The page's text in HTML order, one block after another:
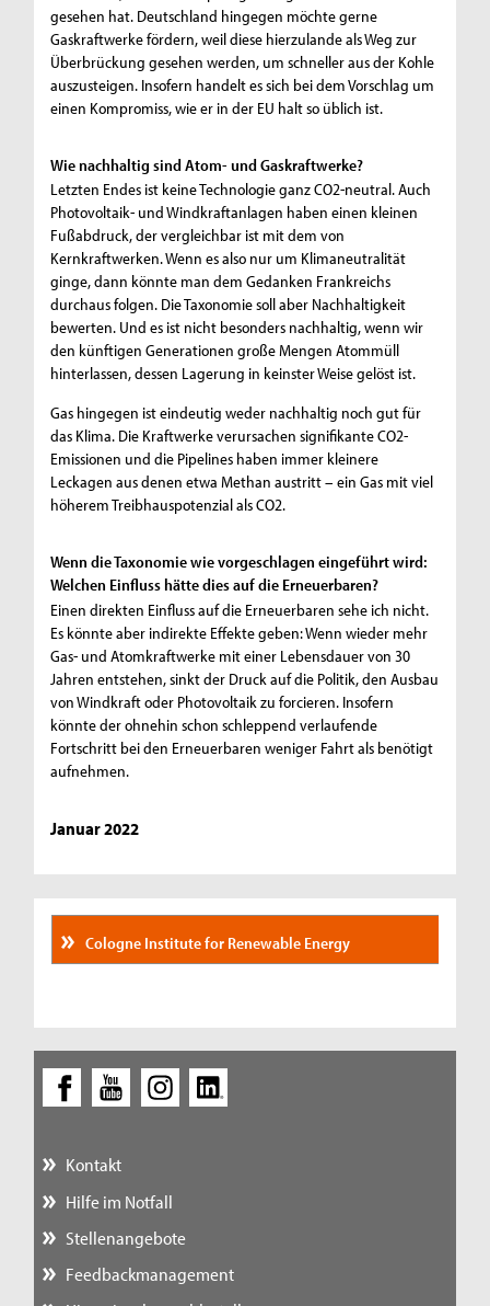
gesehen hat. Deutschland hingegen möchte gerne
Gaskraftwerke fördern, weil diese hierzulande als Weg zur
Überbrückung gesehen werden, um schneller aus der Kohle
auszusteigen. Insofern handelt es sich bei dem Vorschlag um
einen Kompromiss, wie er in der EU halt so üblich ist.
Wie nachhaltig sind Atom- und Gaskraftwerke?
Letzten Endes ist keine Technologie ganz CO2-neutral. Auch
Photovoltaik- und Windkraftanlagen haben einen kleinen
Fußabdruck, der vergleichbar ist mit dem von
Kernkraftwerken. Wenn es also nur um Klimaneutralität
ginge, dann könnte man dem Gedanken Frankreichs
durchaus folgen. Die Taxonomie soll aber Nachhaltigkeit
bewerten. Und es ist nicht besonders nachhaltig, wenn wir
den künftigen Generationen große Mengen Atommüll
hinterlassen, dessen Lagerung in keinster Weise gelöst ist.
Gas hingegen ist eindeutig weder nachhaltig noch gut für
das Klima. Die Kraftwerke verursachen signifikante CO2-
Emissionen und die Pipelines haben immer kleinere
Leckagen aus denen etwa Methan austritt – ein Gas mit viel
höherem Treibhauspotenzial als CO2.
Wenn die Taxonomie wie vorgeschlagen eingeführt wird:
Welchen Einfluss hätte dies auf die Erneuerbaren?
Einen direkten Einfluss auf die Erneuerbaren sehe ich nicht.
Es könnte aber indirekte Effekte geben: Wenn wieder mehr
Gas- und Atomkraftwerke mit einer Lebensdauer von 30
Jahren entstehen, sinkt der Druck auf die Politik, den Ausbau
von Windkraft oder Photovoltaik zu forcieren. Insofern
könnte der ohnehin schon schleppend verlaufende
Fortschritt bei den Erneuerbaren weniger Fahrt als benötigt
aufnehmen.
Januar 2022
Cologne Institute for Renewable Energy
Kontakt
Hilfe im Notfall
Stellenangebote
Feedbackmanagement